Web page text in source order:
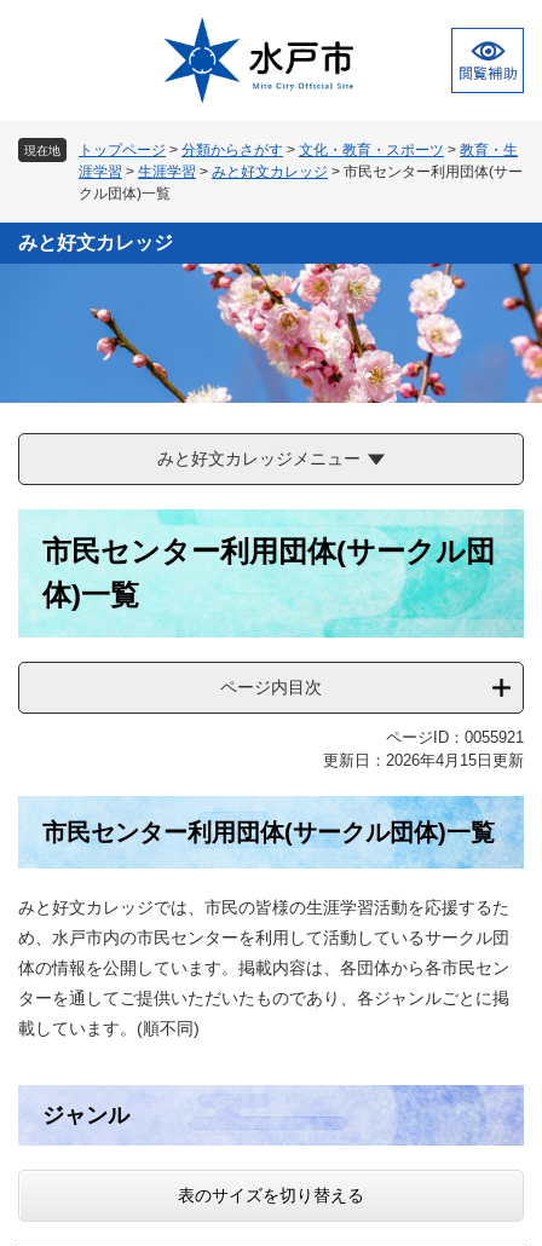
文
現在地 トップページ > 分類からさがす > 文化・教育・スポーツ > 教育・生
涯学習 > 生涯学習 > みと好文カレッジ > 市民センター利用団体(サー
クル団体)一覧
みと好文カレッジ
みと好文カレッジメニュー
市民センター利用団体(サークル団
体)一覧
ページ内目次
ページID：0055921
更新日：2026年4月15日更新
市民センター利用団体(サークル団体)一覧
みと好文カレッジでは、市民の皆様の生涯学習活動を応援するた
め、水戸市内の市民センターを利用して活動しているサークル団
体の情報を公開しています。掲載内容は、各団体から各市民セン
ターを通してご提供いただいたものであり、各ジャンルごとに掲
載しています。(順不同)
ジャンル
表のサイズを切り替える